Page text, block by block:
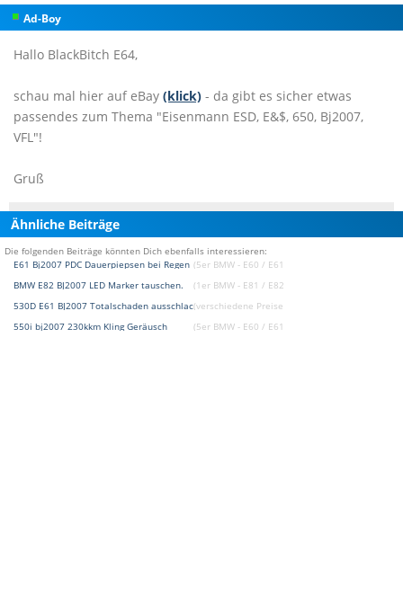
Ad-Boy
Hallo BlackBitch E64,
schau mal hier auf eBay (klick) - da gibt es sicher etwas
passendes zum Thema "Eisenmann ESD, E&$, 650, Bj2007,
VFL"!
Gruß
Ähnliche Beiträge
Die folgenden Beiträge könnten Dich ebenfalls interessieren:
E61 Bj2007 PDC Dauerpiepsen bei Regen (5er BMW - E60 / E61 Forum)
BMW E82 BJ2007 LED Marker tauschen.
(1er BMW - E81 / E82 / E87 / E88 Forum)
530D E61 BJ2007 Totalschaden ausschlachten ?(verschiedene Preise / Kaufberatung Forum)
550i bj2007 230kkm Kling Geräusch
(5er BMW - E60 / E61 Forum)